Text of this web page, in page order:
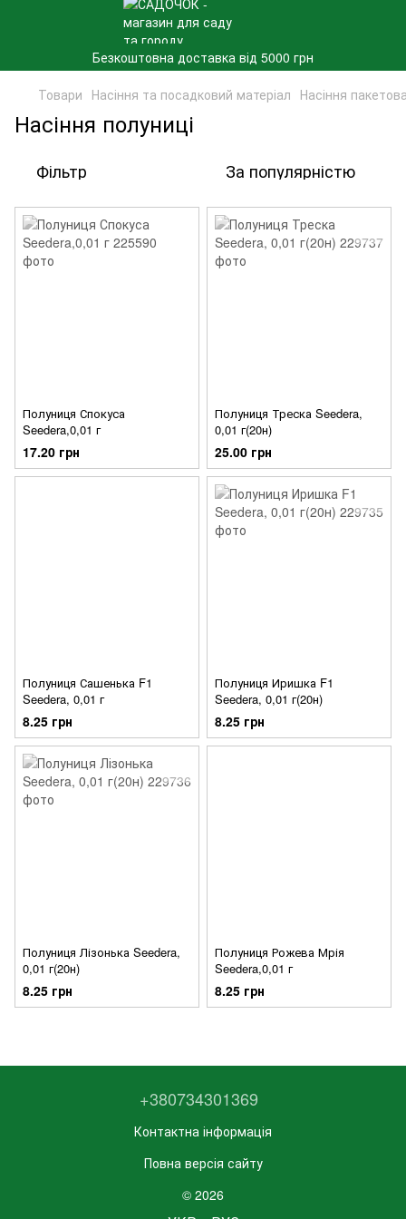
Безкоштовна доставка від 5000 грн
Товари Насіння та посадковий матеріал Насіння
Насіння полуниці
Фільтр За популярністю
Полуниця Спокуса
Seedera,0,01 г
17.20 грн
Полуниця Треска Seedera,
0,01 г(20н)
25.00 грн
Полуниця Сашенька F1
Seedera, 0,01 г
8.25 грн
Полуниця Иришка F1
Seedera, 0,01 г(20н)
8.25 грн
Полуниця Лізонька Seedera,
0,01 г(20н)
8.25 грн
Полуниця Рожева Мрія
Seedera,0,01 г
8.25 грн
+380734301369
Контактна інформація
Повна версія сайту
© 2026